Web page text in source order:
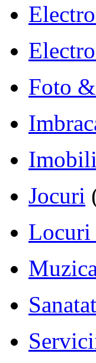
Foto
Jocuri
Locuri